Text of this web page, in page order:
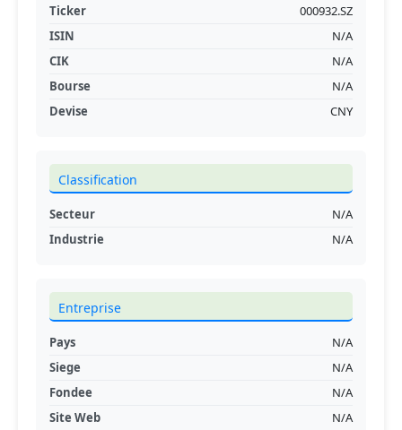
Ticker
000932.SZ
ISIN
N/A
CIK
N/A
Bourse
N/A
Devise
CNY
Classification
Secteur
N/A
Industrie
N/A
Entreprise
Pays
N/A
Siege
N/A
Fondee
N/A
Site Web
N/A